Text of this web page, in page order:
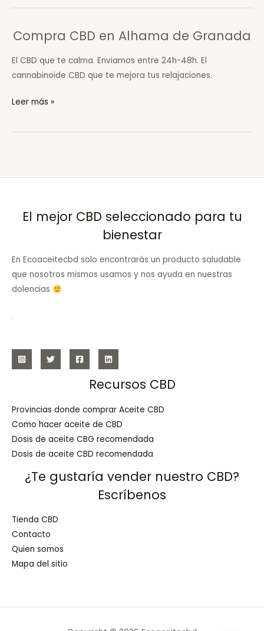
en
Compra CBD en Alhama de Granada
El CBD que te calma. Enviamos entre 24h-48h. El
cannabinoide CBD que te mejora tus relajaciones.
Compra
en
Granada
Leer más »
El mejor CBD seleccionado para tu
bienestar
En Ecoaceitecbd solo encontrarás un producto saludable
que nosotros mismos usamos y nos ayuda en nuestras
dolencias
Recursos CBD
Provincias donde comprar Aceite CBD
Como hacer aceite de CBD
Dosis de aceite CBG recomendada
Dosis de aceite CBD recomendada
¿Te gustaría vender nuestro CBD?
Escríbenos
Tienda CBD
Contacto
Quien somos
Mapa del sitio